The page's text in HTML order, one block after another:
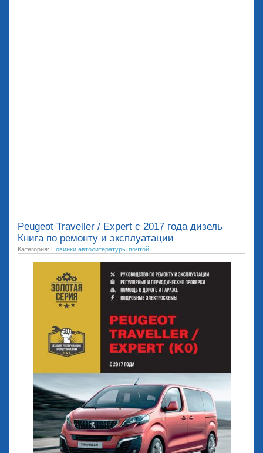
Peugeot Traveller / Expert с 2017 года дизель
Книга по ремонту и эксплуатации
Категория: Новинки автолитературы почтой